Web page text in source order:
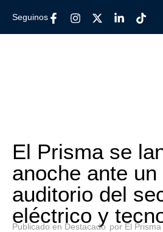
Seguinos
El Prisma se
anoche ante un
auditorio del
eléctrico y
Publicado en Destacado por El Prisma